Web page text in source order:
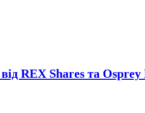
REX Shares та Osprey